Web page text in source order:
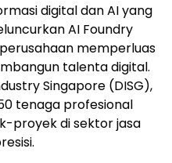
digital dan AI yang
AI Foundry
memperluas
talenta digital.
Singapore (DISG),
tenaga profesional
proyek di sektor jasa